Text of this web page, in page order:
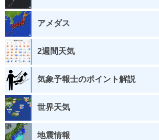
アメダス
2週間天気
気象予報士のポイント解説
世界天気
地震情報